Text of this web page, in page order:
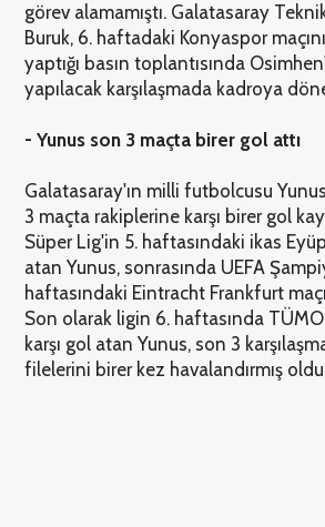
görev alamamıştı. Galatasaray
Buruk, 6. haftadaki Konyaspor
yaptığı basın toplantısında
yapılacak karşılaşmada kadroya
- Yunus son 3 maçta birer gol attı
Galatasaray'ın milli futbolcusu Yunus
3 maçta rakiplerine karşı birer gol
Süper Lig'in 5. haftasındaki ikas
atan Yunus, sonrasında UEFA
haftasındaki Eintracht Frankfurt
Son olarak ligin 6. haftasında
karşı gol atan Yunus, son 3
filelerini birer kez havalandırmış